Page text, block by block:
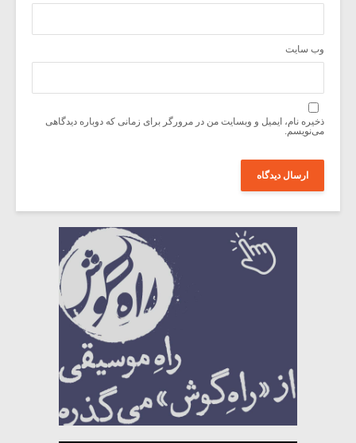
وب‌ سایت
ذخیره نام، ایمیل و وبسایت من در مرورگر برای زمانی که دوباره دیدگاهی
می‌نویسم.